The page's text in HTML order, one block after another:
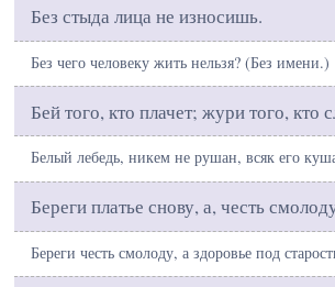
Без стыда лица не износишь.
Без чего человеку жить нельзя? (Без имени.)
Бей того, кто плачет; жури того, кто
Белый лебедь, никем не рушан, всяк его
Береги платье снову, а, честь
Береги честь смолоду, а здоровье под